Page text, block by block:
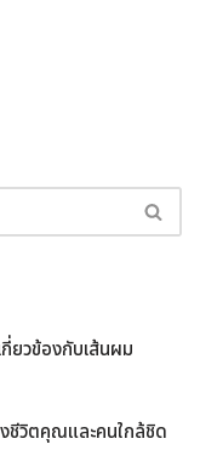
ยวข้องกับเส้นผม
ชีวิตคุณและคนใกล้ชิด